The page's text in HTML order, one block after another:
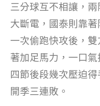
三分球互不相讓，
大斷電，國泰則靠
一次偷跑快攻後，
著加足馬力，一口
四節後段幾次壓迫
開季三連敗。